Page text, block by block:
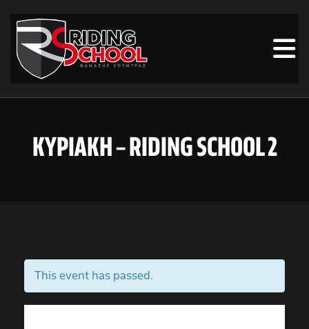
ΚΥΡΙΑΚΗ – RIDING SCHOOL 2
This event has passed.